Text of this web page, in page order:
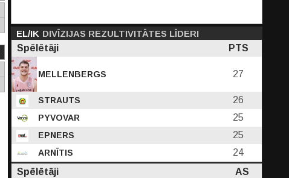
EL/IK DIVĪZIJAS REZULTIVITĀTES LĪDERI
Spēlētāji
PTS
MELLENBERGS 27
STRAUTS 26
PYVOVAR 25
EPNERS 25
ARNĪTIS
24
Spēlētāji
AS